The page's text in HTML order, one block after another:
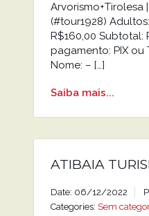
Arvorismo+Tirolesa
(#tour1928) Adultos:
R$160,00 Subtotal:
pagamento: PIX ou
Nome: – […]
Saiba mais...
ATIBAIA
Date: 06/12/2022
Categories: Sem